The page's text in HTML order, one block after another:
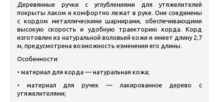
Деревянные ручки с углублениями для утяжелителей
покрыты лаком и комфортно лежат в руке. Они соединены
с кордом металлическими шарнирами, обеспечивающими
высокую скорость и удобную траекторию корда. Корд
изготовлен из натуральной воловьей кожи и имеет длину 2,7
м, предусмотрена возможность изменения его длины.
Особенности:
• материал для корда — натуральная кожа;
•
материал для ручек — лакированное дерево с
утяжелителями;